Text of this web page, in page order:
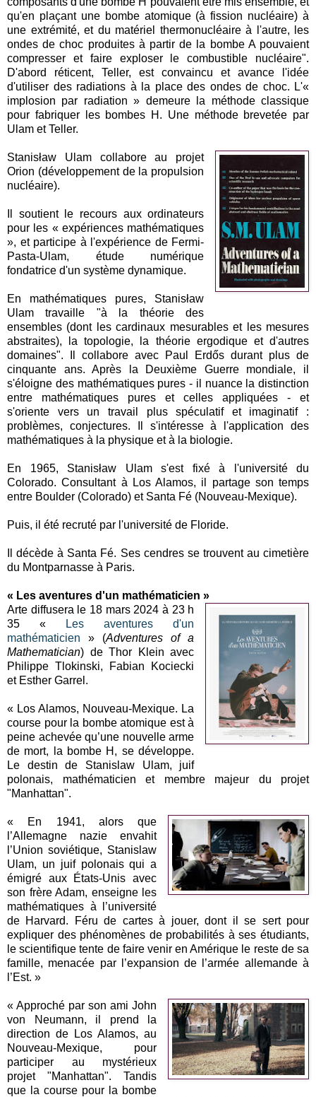
qu'en plaçant une bombe atomique (à fission nucléaire) à
une extrémité, et du matériel thermonucléaire à l'autre, les
ondes de choc produites à partir de la bombe A pouvaient
compresser et faire exploser le combustible nucléaire".
D'abord réticent, Teller, est convaincu et avance l'idée
d'utiliser des radiations à la place des ondes de choc. L'«
implosion par radiation » demeure la méthode classique
pour fabriquer les bombes H. Une méthode brevetée par
Ulam et Teller.
Stanisław Ulam collabore au projet
Orion (développement de la propulsion
nucléaire).
Il soutient le recours aux ordinateurs
pour les « expériences mathématiques
», et participe à l'expérience de Fermi-
Pasta-Ulam, étude numérique
fondatrice d'un système dynamique.
En mathématiques pures, Stanisław
Ulam travaille "à la théorie des
ensembles (dont les cardinaux mesurables et les mesures
abstraites), la topologie, la théorie ergodique et d'autres
domaines". Il collabore avec Paul Erdős durant plus de
cinquante ans. Après la Deuxième Guerre mondiale, il
s'éloigne des mathématiques pures - il nuance la distinction
entre mathématiques pures et celles appliquées - et
s'oriente vers un travail plus spéculatif et imaginatif :
problèmes, conjectures. Il s'intéresse à l'application des
mathématiques à la physique et à la biologie.
En 1965, Stanisław Ulam s'est fixé à l'université du
Colorado. Consultant à Los Alamos, il partage son temps
entre Boulder (Colorado) et Santa Fé (Nouveau-Mexique).
Puis, il été recruté par l'université de Floride.
Il décède à Santa Fé. Ses cendres se trouvent au cimetière
du Montparnasse à Paris.
« Les aventures d'un mathématicien »
Arte diffusera le 18 mars 2024 à 23 h
35 «
Les aventures d'un
mathématicien » (Adventures of a
Mathematician) de Thor Klein avec
Philippe Tlokinski, Fabian Kociecki
et Esther Garrel.
« Los Alamos, Nouveau-Mexique. La
course pour la bombe atomique est à
peine achevée qu’une nouvelle arme
de mort, la bombe H, se développe.
Le destin de Stanislaw Ulam, juif
polonais, mathématicien et membre majeur du projet
"Manhattan".
« En 1941, alors que
l’Allemagne nazie envahit
l’Union soviétique, Stanislaw
Ulam, un juif polonais qui a
émigré aux États-Unis avec
son frère Adam, enseigne les
mathématiques à l’université
de Harvard. Féru de cartes à jouer, dont il se sert pour
expliquer des phénomènes de probabilités à ses étudiants,
le scientifique tente de faire venir en Amérique le reste de sa
famille, menacée par l’expansion de l’armée allemande à
l’Est. »
« Approché par son ami John
von Neumann, il prend la
direction de Los Alamos, au
Nouveau-Mexique, pour
participer au mystérieux
projet "Manhattan". Tandis
que la course pour la bombe